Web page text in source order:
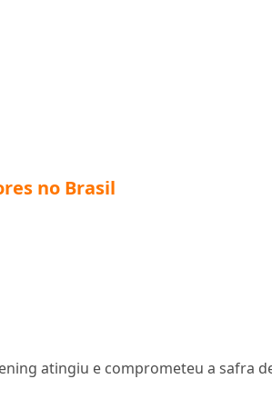
no Brasil
atingiu e comprometeu a safra